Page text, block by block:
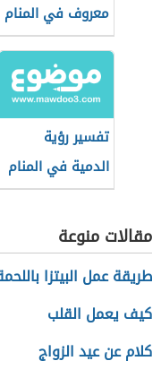
معروف في المنام
تفسير رؤية
الدمية في المنام
مقالات منوعة
طريقة عمل البيتزا
كيف يعمل القلب
كلام عن عيد الزواج